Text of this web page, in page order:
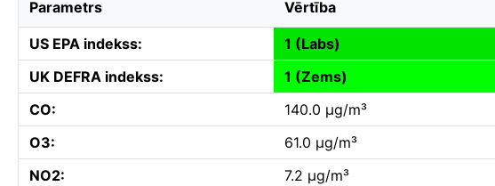
Parametrs Vērtība
US EPA indekss:
1 (Labs)
UK DEFRA indekss:
1 (Zems)
CO:
140.0 µg/m³
O3:
61.0 µg/m³
NO2:
7.2 µg/m³